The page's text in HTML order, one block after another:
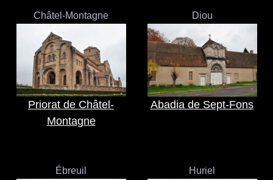
Châtel-Montagne
Priorat de Châtel-
Montagne
Diou
Abadia de Sept-Fons
Ébreuil Huriel